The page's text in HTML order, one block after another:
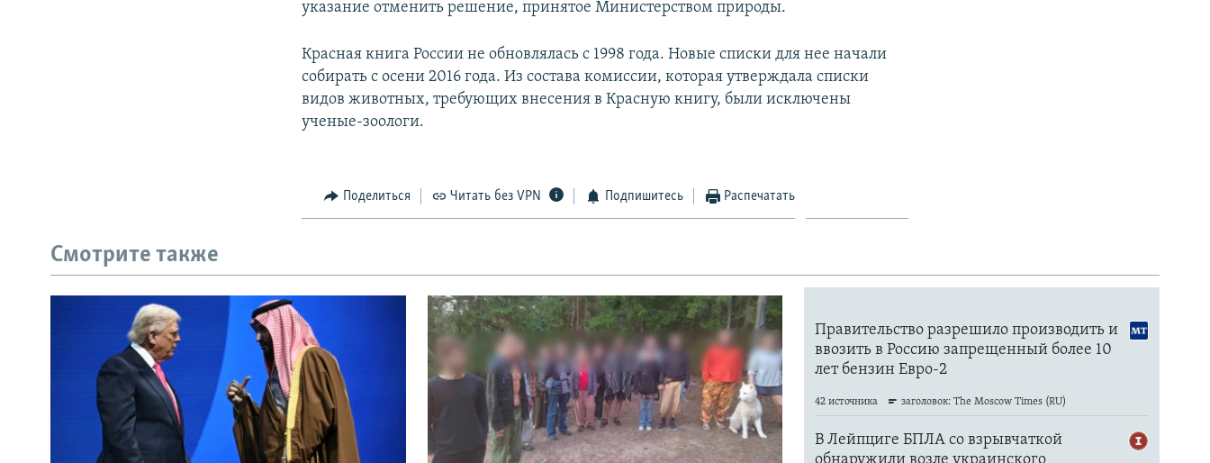
указание отменить решение, принятое Министерством природы.
Красная книга России не обновлялась с 1998 года. Новые списки для нее начали
собирать с осени 2016 года. Из состава комиссии, которая утверждала списки
видов животных, требующих внесения в Красную книгу, были исключены
ученые-зоологи.
Поделиться Читать без VPN Подпишитесь Распечатать
Смотрите также